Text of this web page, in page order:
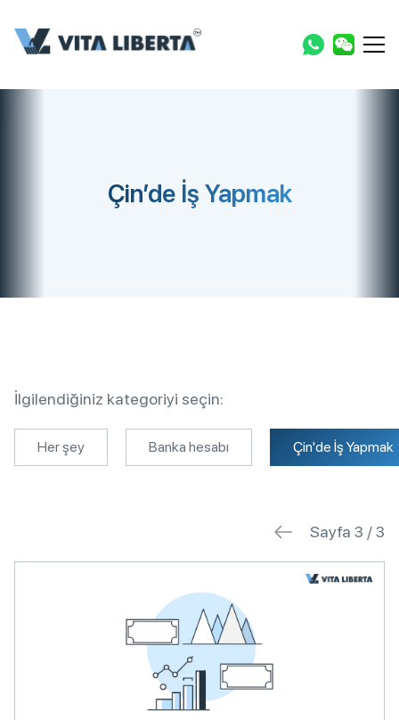
Çin’de İş Yapmak
İlgilendiğiniz kategoriyi seçin:
Her şey Banka hesabı Çin'de İş Yapmak
Sayfa 3 / 3